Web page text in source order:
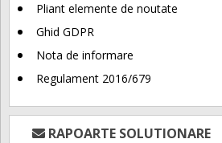
Pliant elemente de noutate
Ghid GDPR
Nota de informare
Regulament 2016/679
RAPOARTE SOLUTIONARE